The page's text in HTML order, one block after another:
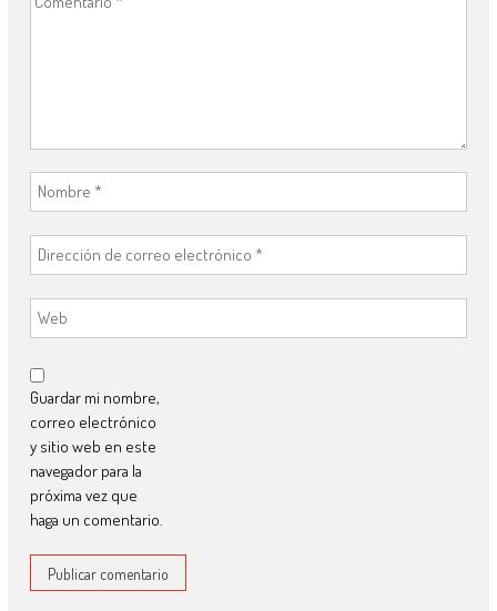
Guardar mi nombre,
correo electrónico
y sitio web en este
navegador para la
próxima vez que
haga un comentario.